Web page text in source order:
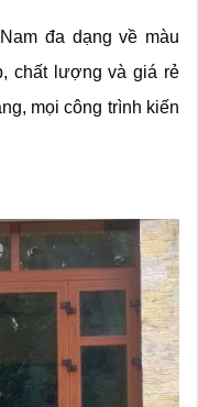
đa dạng về màu
chất lượng và giá rẻ
mọi công trình kiến